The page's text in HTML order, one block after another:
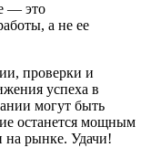
— это
а не ее
проверки и
успеха в
могут быть
останется мощным
на рынке. Удачи!